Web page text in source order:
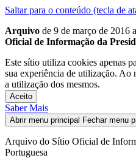
Saltar para o conteúdo (tecla de
Arquivo de 9 de março de 2016
Oficial de Informação da
Este sítio utiliza cookies apenas
sua experiência de utilização. Ao
a utilização dos mesmos.
Aceito
Saber Mais
Abrir menu principal Fechar menu
Arquivo do Sítio Oficial de
Portuguesa